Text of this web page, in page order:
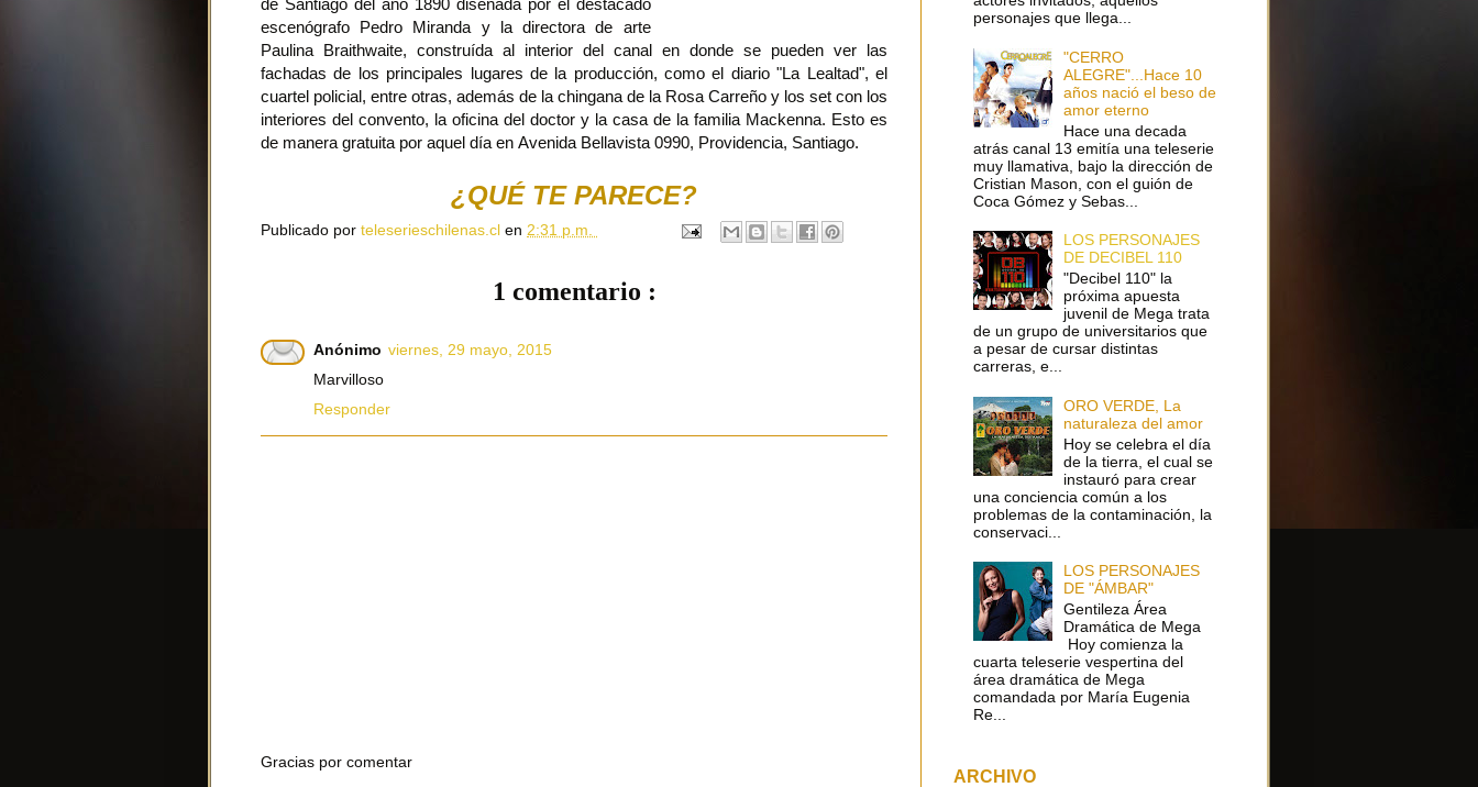
escenógrafo Pedro Miranda y la directora de arte
Paulina Braithwaite, construída al interior del canal en donde se pueden ver las
fachadas de los principales lugares de la producción, como el diario "La Lealtad", el
cuartel policial, entre otras, además de la chingana de la Rosa Carreño y los set con los
interiores del convento, la oficina del doctor y la casa de la familia Mackenna. Esto es
de manera gratuita por aquel día en Avenida Bellavista 0990, Providencia, Santiago.
¿QUÉ TE PARECE?
Publicado por teleserieschilenas.cl en 2:31 p.m.
1 comentario :
Anónimo viernes, 29 mayo, 2015
Marvilloso
Responder
Gracias por comentar
personajes que llega...
"CERRO
ALEGRE"...Hace 10
años nació el beso de
amor eterno
Hace una decada
atrás canal 13 emitía una teleserie
muy llamativa, bajo la dirección de
Cristian Mason, con el guión de
Coca Gómez y Sebas...
LOS PERSONAJES
DE DECIBEL 110
"Decibel 110" la
próxima apuesta
juvenil de Mega trata
de un grupo de universitarios que
a pesar de cursar distintas
carreras, e...
ORO VERDE, La
naturaleza del amor
Hoy se celebra el día
de la tierra, el cual se
instauró para crear
una conciencia común a los
problemas de la contaminación, la
conservaci...
LOS PERSONAJES
DE "ÁMBAR"
Gentileza Área
Dramática de Mega
Hoy comienza la
cuarta teleserie vespertina del
área dramática de Mega
comandada por María Eugenia
Re...
ARCHIVO